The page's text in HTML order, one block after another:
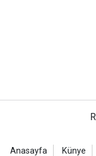
Anasayfa Künye